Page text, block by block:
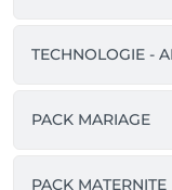
TECHNOLOGIE -
PACK MARIAGE
PACK MATERNITE